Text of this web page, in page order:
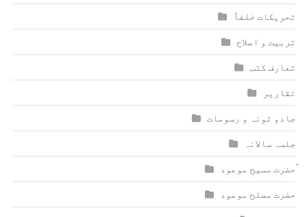
تحریکات خلفاٗ
تربیت و اصلاح
تعارف کتب
تقاریر
جادو ٹونہ و رسومات
جلسہ سالانہ
ٰؑحضرت مسیح موعود
حضرت مصلح موعود